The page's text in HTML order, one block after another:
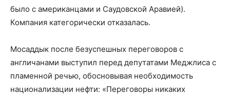
было с американцами и Саудовской Аравией).
Компания категорически отказалась.
Мосаддык после безуспешных переговоров с
англичанами выступил перед депутатами Меджлиса с
пламенной речью, обосновывая необходимость
национализации нефти: «Переговоры никаких